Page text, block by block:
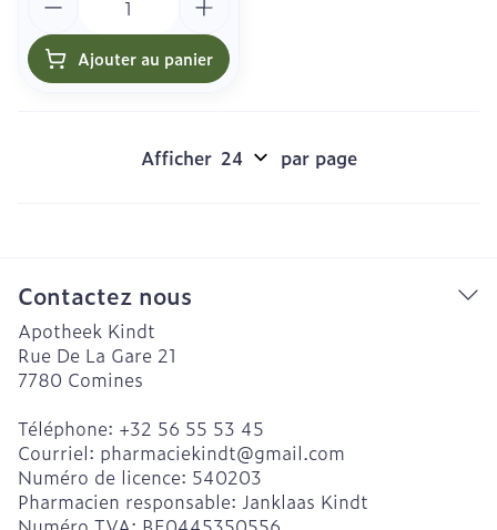
Ajouter au panier
Afficher par page
Contactez nous
Apotheek Kindt
Rue De La Gare 21
7780 Comines
Téléphone: +32 56 55 53 45
Courriel: pharmaciekindt@gmail.com
Numéro de licence: 540203
Pharmacien responsable: Janklaas Kindt